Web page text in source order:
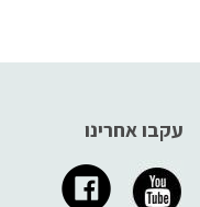
עקבו אחרינו